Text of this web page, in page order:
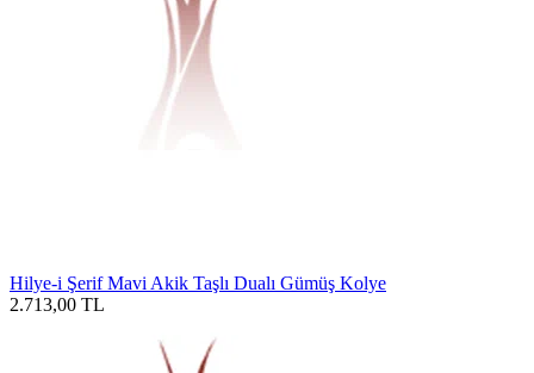
Hilye-i Şerif Mavi Akik Taşlı Dualı Gümüş Kolye
2.713,00 TL